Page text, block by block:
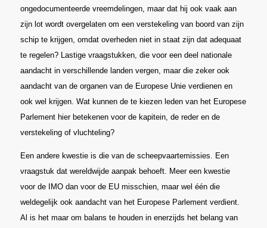
ongedocumenteerde vreemdelingen, maar dat hij ook vaak aan
zijn lot wordt overgelaten om een verstekeling van boord van zijn
schip te krijgen, omdat overheden niet in staat zijn dat adequaat
te regelen? Lastige vraagstukken, die voor een deel nationale
aandacht in verschillende landen vergen, maar die zeker ook
aandacht van de organen van de Europese Unie verdienen en
ook wel krijgen. Wat kunnen de te kiezen leden van het Europese
Parlement hier betekenen voor de kapitein, de reder en de
verstekeling of vluchteling?
Een andere kwestie is die van de scheepvaartemissies. Een
vraagstuk dat wereldwijde aanpak behoeft. Meer een kwestie
voor de IMO dan voor de EU misschien, maar wel één die
weldegelijk ook aandacht van het Europese Parlement verdient.
Al is het maar om balans te houden in enerzijds het belang van